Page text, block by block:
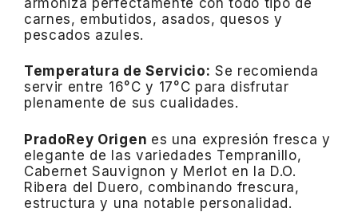
carnes, embutidos, asados, quesos y
pescados azules.
Temperatura de Servicio: Se recomienda
servir entre 16°C y 17°C para disfrutar
plenamente de sus cualidades.
PradoRey Origen es una expresión fresca y
elegante de las variedades Tempranillo,
Cabernet Sauvignon y Merlot en la D.O.
Ribera del Duero, combinando frescura,
estructura y una notable personalidad.